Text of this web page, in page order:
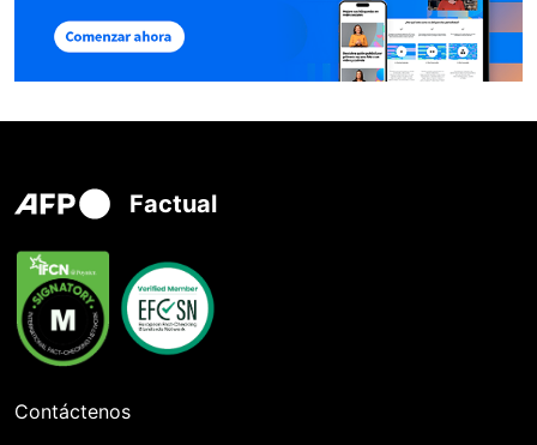
Factual
Contáctenos